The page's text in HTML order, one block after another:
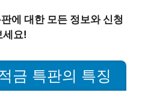
에 대한 모든 정보와 신청
세요!
금 특판의 특징